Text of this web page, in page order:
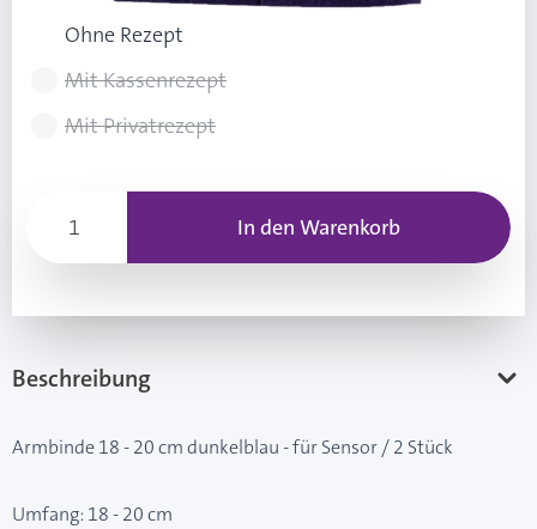
Ohne Rezept
Mit Kassenrezept
Mit Privatrezept
In den Warenkorb
Beschreibung
Armbinde 18 - 20 cm dunkelblau - für Sensor / 2 Stück
Umfang: 18 - 20 cm